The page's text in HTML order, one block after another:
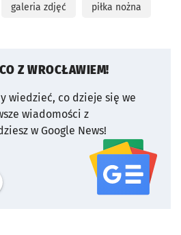
galeria zdjęć piłka nożna
Z WROCŁAWIEM!
wiedzieć, co dzieje się we
wiadomości z
w Google News!
serwisu